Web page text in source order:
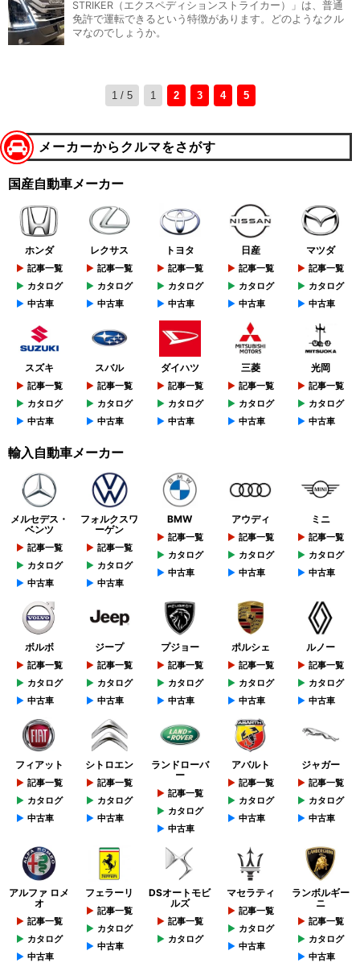
STRIKER（エクスペディションストライカー）」は、普通
免許で運転できるという特徴があります。どのようなクル
マなのでしょうか。
1 / 5 1 2 3 4 5
メーカーからクルマをさがす
国産自動車メーカー
ホンダ
記事一覧
カタログ
中古車
レクサス
記事一覧
カタログ
中古車
トヨタ
記事一覧
カタログ
中古車
日産
記事一覧
カタログ
中古車
マツダ
記事一覧
カタログ
中古車
スズキ
記事一覧
カタログ
中古車
スバル
記事一覧
カタログ
中古車
ダイハツ
記事一覧
カタログ
中古車
三菱
記事一覧
カタログ
中古車
光岡
記事一覧
カタログ
中古車
輸入自動車メーカー
メルセデス・
ベンツ
記事一覧
カタログ
中古車
フォルクスワ
ーゲン
記事一覧
カタログ
中古車
BMW
記事一覧
カタログ
中古車
アウディ
記事一覧
カタログ
中古車
ミニ
記事一覧
カタログ
中古車
ボルボ
記事一覧
カタログ
中古車
ジープ
記事一覧
カタログ
中古車
プジョー
記事一覧
カタログ
中古車
ポルシェ
記事一覧
カタログ
中古車
ルノー
記事一覧
カタログ
中古車
フィアット
記事一覧
カタログ
中古車
シトロエン
記事一覧
カタログ
中古車
ランドローバ
ー
記事一覧
カタログ
中古車
アバルト
記事一覧
カタログ
中古車
ジャガー
記事一覧
カタログ
中古車
アルファ ロメ
オ
記事一覧
カタログ
中古車
フェラーリ
記事一覧
カタログ
中古車
DSオートモビ
ルズ
記事一覧
カタログ
マセラティ
記事一覧
カタログ
中古車
ランボルギー
ニ
記事一覧
カタログ
中古車